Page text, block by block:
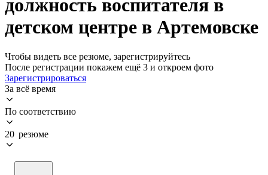
должность воспитателя в
детском центре в Артемовске
Чтобы видеть все резюме, зарегистрируйтесь
После регистрации покажем ещё 3 и откроем фото
Зарегистрироваться
За всё время
По соответствию
20 резюме